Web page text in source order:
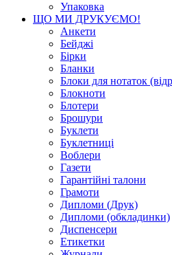
Упаковка
ЩО МИ ДРУКУЄМО!
Анкети
Бейджі
Бірки
Бланки
Блоки для нотаток
Блокноти
Блотери
Брошури
Буклети
Буклетниці
Воблери
Газети
Гарантійні талони
Грамоти
Дипломи (Друк)
Дипломи (обкладинки)
Диспенсери
Етикетки